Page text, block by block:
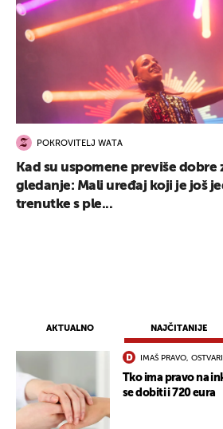
AKTUALNO NAJČITANIJE
IMAŠ PRAVO,
Tko ima pravo na
se dobiti i 720 eura
POKROVITELJ WATA
Kad su uspomene previše dobre
gledanje: Mali uređaj koji je još
trenutke s ple...